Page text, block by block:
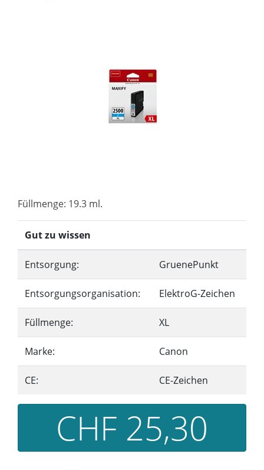
Füllmenge: 19.3 ml.
Gut zu wissen
Entsorgung: GruenePunkt
Entsorgungsorganisation: ElektroG-Zeichen
Füllmenge: XL
Marke: Canon
CE: CE-Zeichen
CHF 25,30